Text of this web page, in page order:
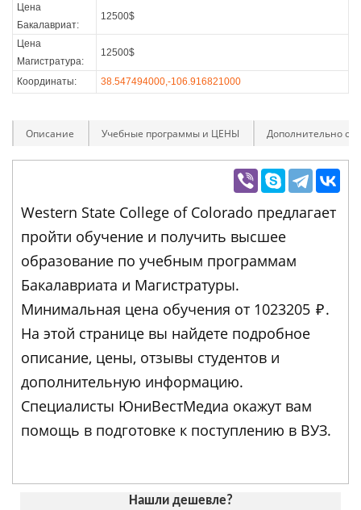
Цена
Бакалавриат:
12500$
Цена
Магистратура:
12500$
Координаты: 38.547494000,-106.916821000
Описание Учебные программы и ЦЕНЫ Дополнительно
Western State College of Colorado предлагает
пройти обучение и получить высшее
образование по учебным программам
Бакалавриата и Магистратуры.
Минимальная цена обучения от 1023205 ₽.
На этой странице вы найдете подробное
описание, цены, отзывы студентов и
дополнительную информацию.
Специалисты ЮниВестМедиа окажут вам
помощь в подготовке к поступлению в ВУЗ.
Нашли дешевле?